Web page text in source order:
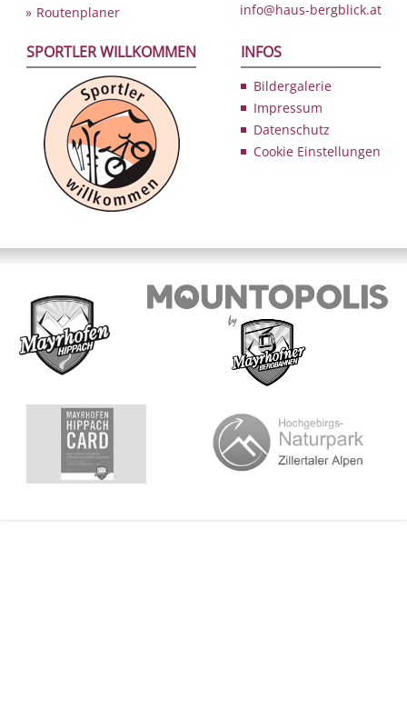
Routenplaner
info@haus-bergblick.at
SPORTLER WILLKOMMEN INFOS
Bildergalerie
Impressum
Datenschutz
Cookie Einstellungen